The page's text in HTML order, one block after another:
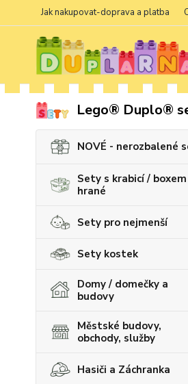
Jak nakupovat-doprava a platba
Lego® Duplo®
NOVÉ - nerozbalené
Sety s krabicí /
hrané
Sety pro nejmenší
Sety kostek
Domy / domečky a
budovy
Městské budovy,
obchody, služby
Hasiči a Záchranka